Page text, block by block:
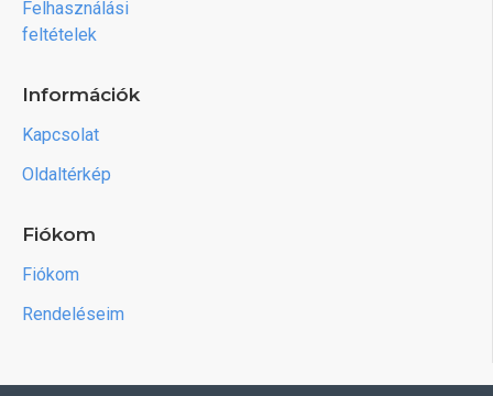
Felhasználási
feltételek
Információk
Kapcsolat
Oldaltérkép
Fiókom
Fiókom
Rendeléseim